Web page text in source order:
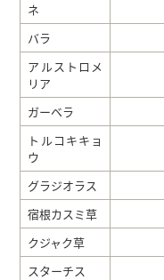
ネ
バラ
アルストロメ
リア
ガーベラ
トルコキキョ
ウ
グラジオラス
宿根カスミ草
クジャク草
スターチス